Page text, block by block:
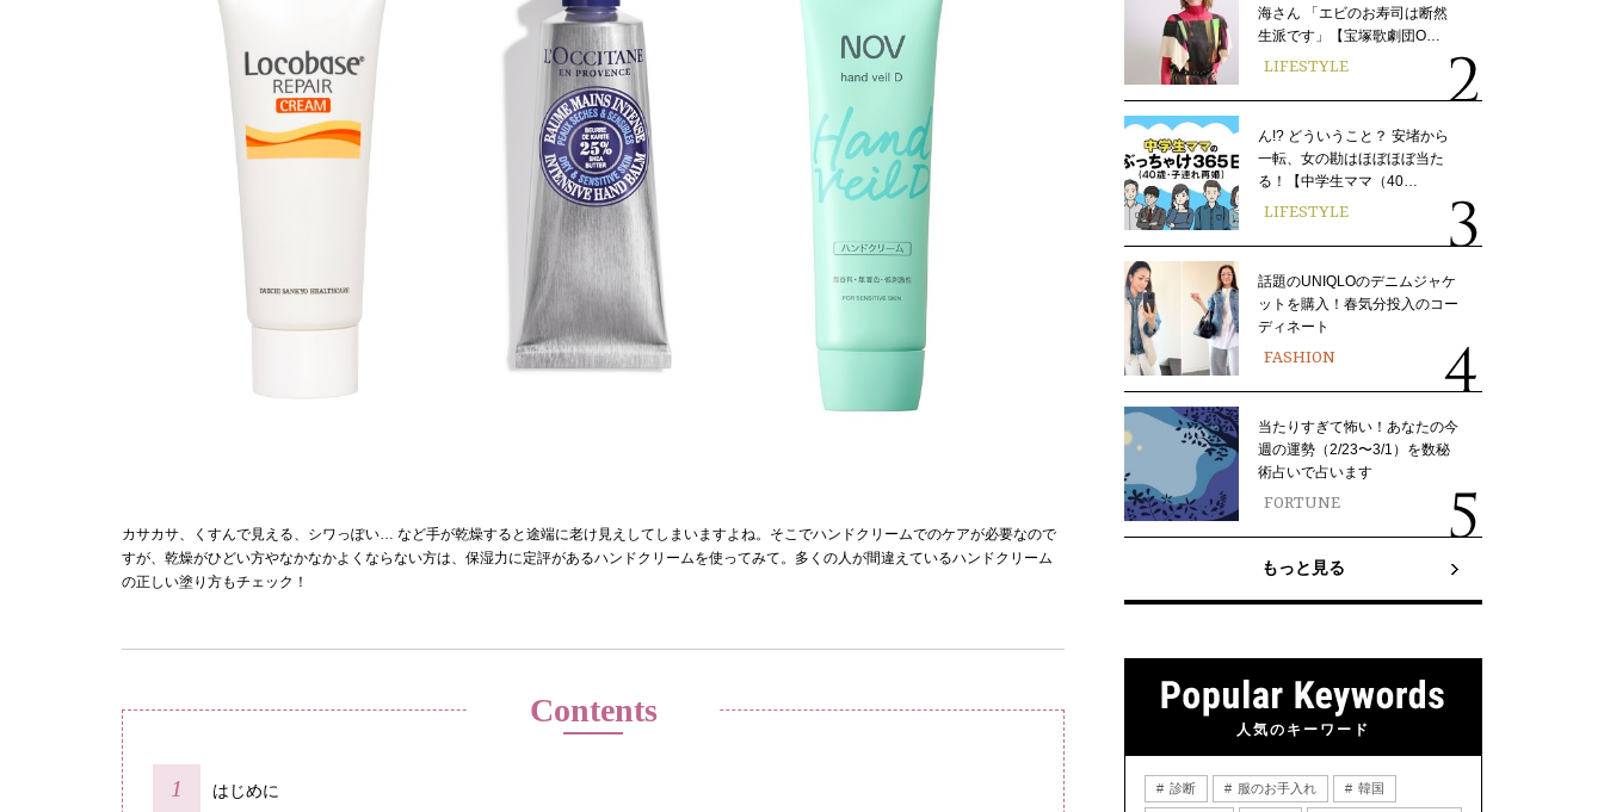
カサカサ、くすんで見える、シワっぽい… など手が乾燥すると途端に老け見えしてしまいますよね。そこでハンドクリームでのケアが必要なので
すが、乾燥がひどい方やなかなかよくならない方は、保湿力に定評があるハンドクリームを使ってみて。多くの人が間違えているハンドクリーム
の正しい塗り方もチェック！
Contents
はじめに
海さん 「エビのお寿司は断然
生派です」【宝塚歌劇団O…
LIFESTYLE
ん!? どういうこと？ 安堵から
一転、女の勘はほぼほぼ当た
る！【中学生ママ（40…
LIFESTYLE
話題のUNIQLOのデニムジャケ
ットを購入！春気分投入のコー
ディネート
FASHION
当たりすぎて怖い！あなたの今
週の運勢（2/23〜3/1）を数秘
術占いで占います
FORTUNE
もっと見る
人気のキーワード
診断 服のお手入れ 韓国